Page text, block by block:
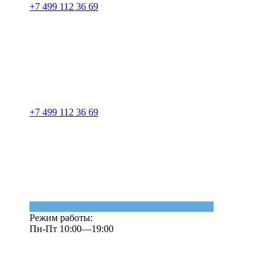
+7 499 112 36 69
+7 499 112 36 69
Режим работы:
Пн-Пт 10:00—19:00